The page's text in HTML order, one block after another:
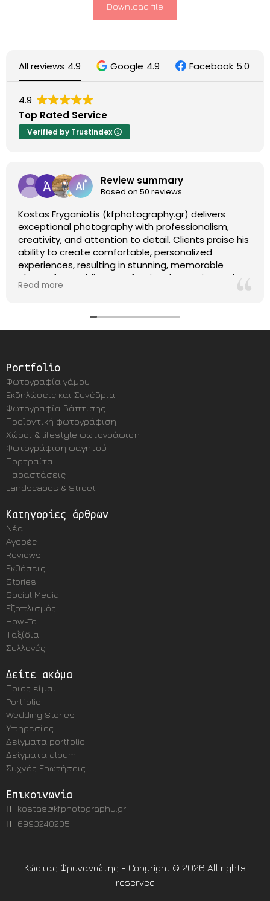
Download file
All reviews 4.9 Google 4.9 Facebook 5.0
4.9
Top Rated Service
Verified by Trustindex
Review summary
Based on 50 reviews
Kostas Fryganiotis (kfphotography.gr) delivers
exceptional photography with professionalism,
creativity, and attention to detail. Clients praise his
ability to create comfortable, personalized
experiences, resulting in stunning, memorable
photos for weddings, professional portraits, and
more. With a friendly and reliable approach, Kostas
Read more
Portfolio
Φωτογραφία γάμου
Εκδηλώσεις και Συνέδρια
Φωτογραφία βάπτισης
Προϊοντική φωτογράφιση
Χώροι & lifestyle φωτογράφιση
Φωτογράφιση φαγητού
Πορτραίτα
Παραστάσεις
Landscapes & Street
Κατηγορίες άρθρων
Νέα
Αγορές
Reviews
Εκθέσεις
Stories
Social Media
Εξοπλισμός
How-To
Ταξίδια
Συλλογές
Δείτε ακόμα
Ποιος είμαι
Portfolio
Wedding Stories
Υπηρεσίες
Δείγματα portfolio
Δείγματα album
Συχνές Ερωτήσεις
Επικοινωνία
kostas@kfphotography.gr
6993240205
Κώστας Φρυγανιώτης - Copyright © 2026 All rights
reserved